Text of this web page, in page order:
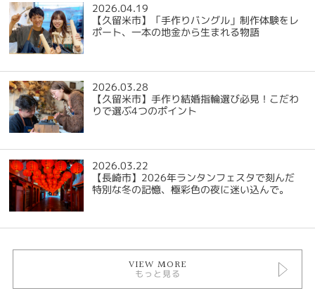
2026.04.19
【久留米市】「手作りバングル」制作体験をレ
ポート、一本の地金から生まれる物語
2026.03.28
【久留米市】手作り結婚指輪選び必見！こだわ
りで選ぶ4つのポイント
2026.03.22
【長崎市】2026年ランタンフェスタで刻んだ
特別な冬の記憶、極彩色の夜に迷い込んで。
VIEW MORE
もっと見る